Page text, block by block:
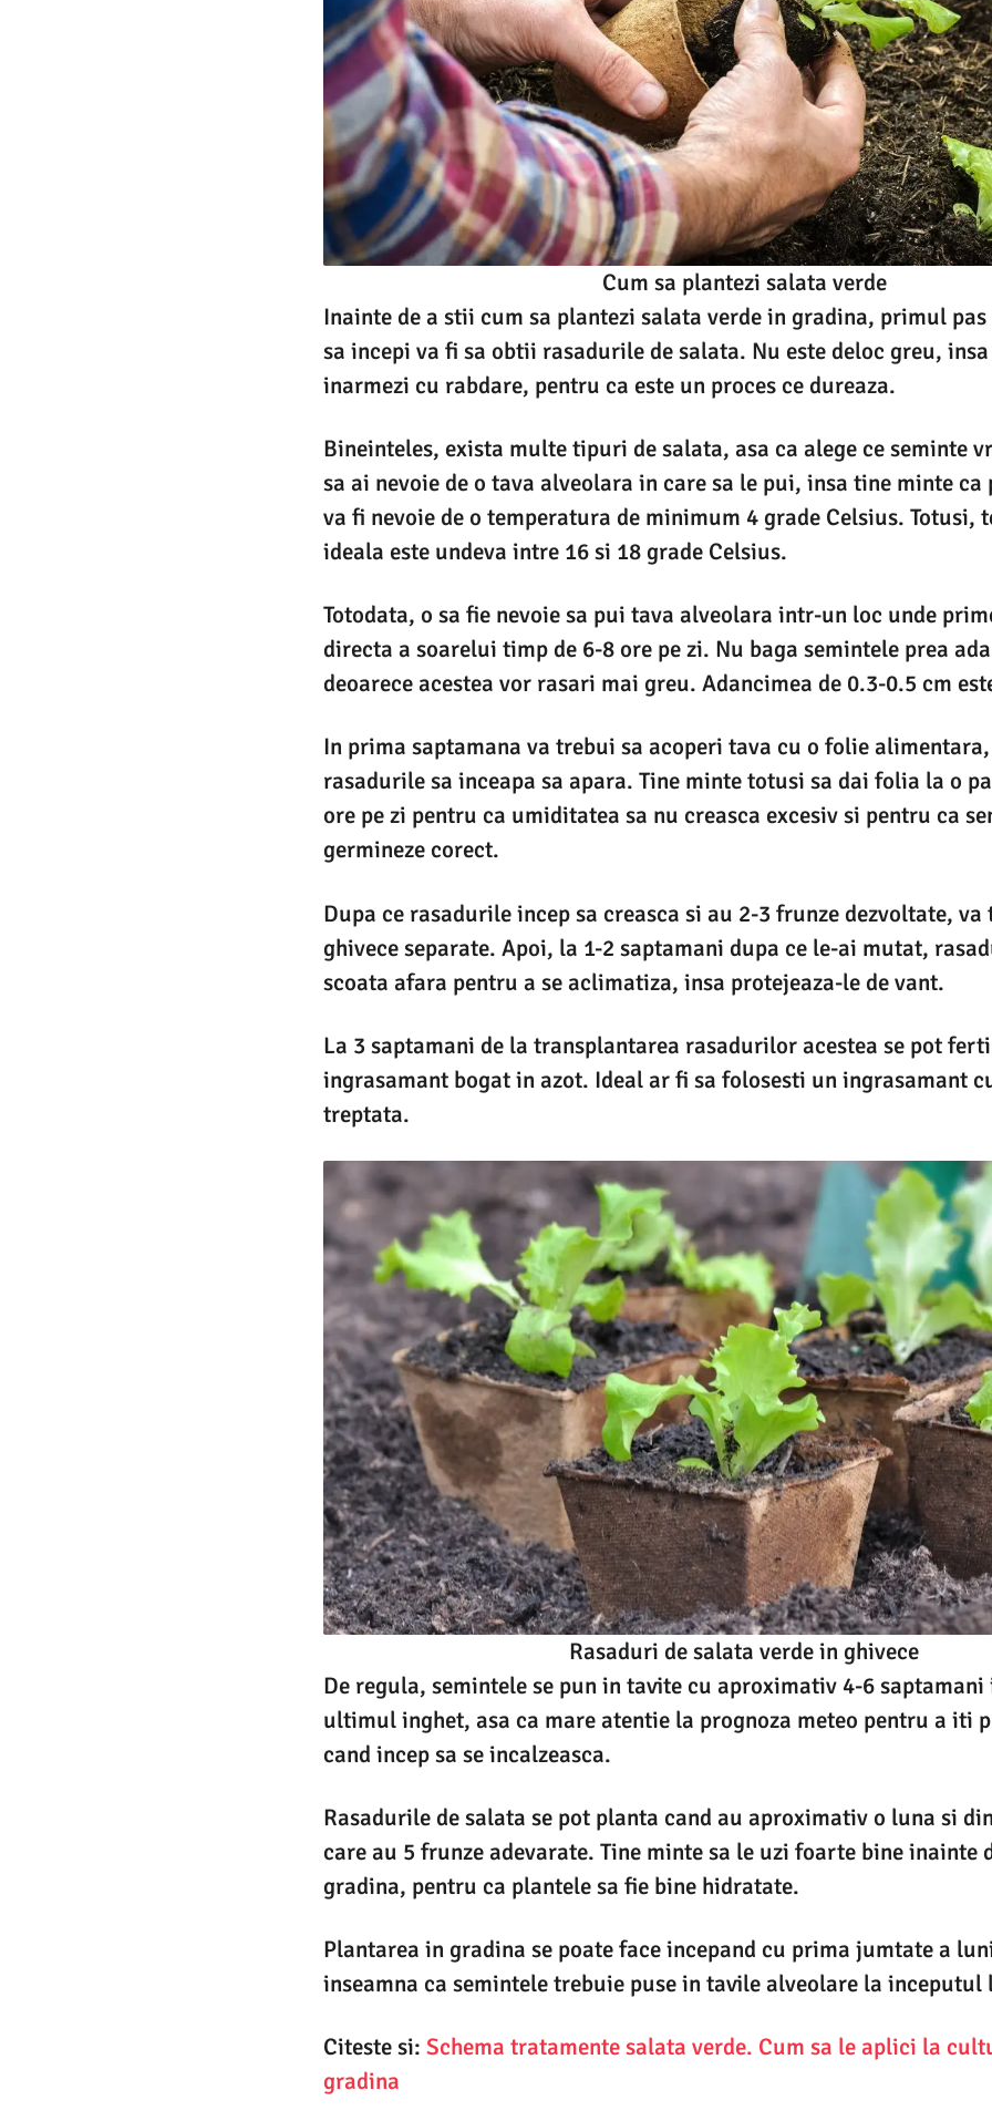
Cum sa plantezi salata verde
Inainte de a stii cum sa plantezi salata verde in gradina, primul
sa incepi va fi sa obtii rasadurile de salata. Nu este deloc greu,
inarmezi cu rabdare, pentru ca este un proces ce dureaza.
Bineinteles, exista multe tipuri de salata, asa ca alege ce seminte
sa ai nevoie de o tava alveolara in care sa le pui, insa tine minte
va fi nevoie de o temperatura de minimum 4 grade Celsius. Totusi,
ideala este undeva intre 16 si 18 grade Celsius.
Totodata, o sa fie nevoie sa pui tava alveolara intr-un loc unde
directa a soarelui timp de 6-8 ore pe zi. Nu baga semintele prea
deoarece acestea vor rasari mai greu. Adancimea de 0.3-0.5 cm
In prima saptamana va trebui sa acoperi tava cu o folie
rasadurile sa inceapa sa apara. Tine minte totusi sa dai folia la o
ore pe zi pentru ca umiditatea sa nu creasca excesiv si pentru ca
germineze corect.
Dupa ce rasadurile incep sa creasca si au 2-3 frunze dezvoltate,
ghivece separate. Apoi, la 1-2 saptamani dupa ce le-ai mutat,
scoata afara pentru a se aclimatiza, insa protejeaza-le de vant.
La 3 saptamani de la transplantarea rasadurilor acestea se pot
ingrasamant bogat in azot. Ideal ar fi sa folosesti un ingrasamant
treptata.
Rasaduri de salata verde in ghivece
De regula, semintele se pun in tavite cu aproximativ 4-6 saptamani
ultimul inghet, asa ca mare atentie la prognoza meteo pentru a iti
cand incep sa se incalzeasca.
Rasadurile de salata se pot planta cand au aproximativ o luna si
care au 5 frunze adevarate. Tine minte sa le uzi foarte bine inainte
gradina, pentru ca plantele sa fie bine hidratate.
Plantarea in gradina se poate face incepand cu prima jumtate a
inseamna ca semintele trebuie puse in tavile alveolare la
Citeste si: Schema tratamente salata verde. Cum sa le aplici la
gradina